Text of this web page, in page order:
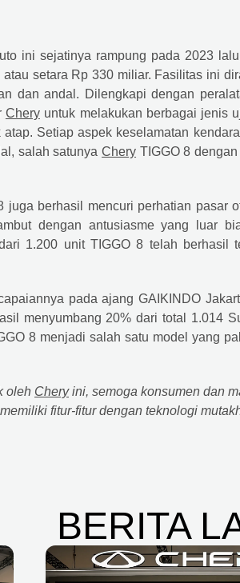
ini sejatinya rampung pada 2023
setara Rp 330 miliar. Fasilitas ini
dan andal. Dilengkapi dengan
Cheryuntuk melakukan berbagai jenis
Setiap aspek keselamatan
salah satunyaChery TIGGO 8
juga berhasil mencuri perhatian pasar
dengan antusiasme yang luar
1.200 unit TIGGO 8 telah berhasil
pada ajang GAIKINDO
menyumbang 20% dari total 1.014
8 menjadi salah satu model yang
oleh Cheryini, semoga konsumen dan
fitur-fitur dengan teknologi
BERITA